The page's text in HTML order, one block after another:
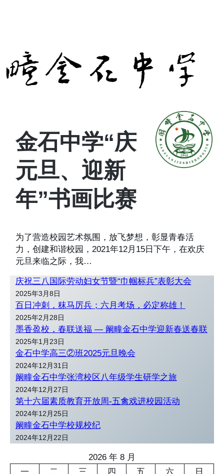
金石中学“庆
元旦、迎新
年”书画比赛
为了营造校园艺术氛围，放飞梦想，彰显青春活
力，创建和谐校园，2021年12月15日下午，在欢庆
元旦来临之际，我…
庆祝三八国际劳动妇女节暨“巾帼标兵”表彰大会
2025年3月8日
百日冲刺，秣马厉兵；六月考场，必定称雄！
2025年2月28日
墨香盈校，春联送福 — 阚疃金石中学迎新春送春联
2025年1月23日
金石中学高三②班2025元旦晚会
2024年12月31日
阚疃金石中学张湾校区八年级学生研学之旅
2024年12月27日
第十六届素质教育开放周-五禽戏进校园活动
2024年12月25日
阚疃金石中学校规校纪
2024年12月22日
2026 年 8 月
一
二 三 四 五 六 日